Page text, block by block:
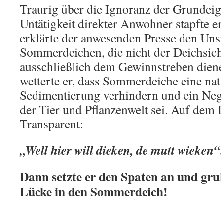
Traurig über die Ignoranz der
Untätigkeit direkter Anwohner stapfte
erklärte der anwesenden Presse den
Sommerdeichen, die nicht der
ausschließlich dem Gewinnstreben
wetterte er, dass Sommerdeiche eine
Sedimentierung verhindern und ein
der Tier und Pflanzenwelt sei. Auf
Transparent:
„Well hier will dieken, de mutt
Dann setzte er den Spaten an und
Lücke in den Sommerdeich!